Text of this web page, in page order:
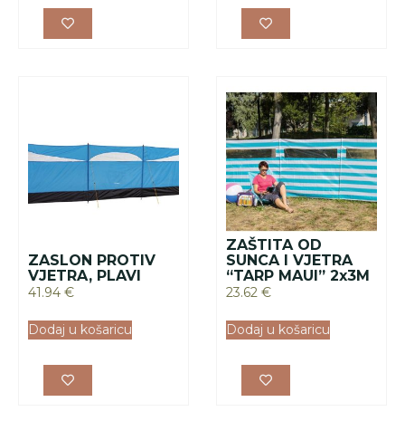
ZASLON PROTIV
VJETRA, PLAVI
41.94 €
Dodaj u košaricu
ZAŠTITA OD
SUNCA I VJETRA
“TARP MAUI” 2x3M
23.62 €
Dodaj u košaricu